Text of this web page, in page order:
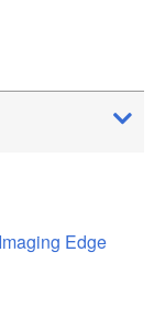
Edge